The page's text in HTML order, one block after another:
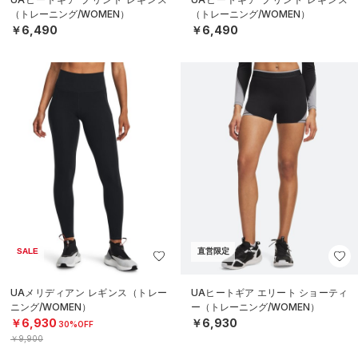
（トレーニング/WOMEN）
￥6,490
（トレーニング/WOMEN）
￥6,490
SALE
UAメリディアン レギンス（トレー
ニング/WOMEN）
￥6,930 30%OFF
￥9,900
直営限定
UAヒートギア エリート ショーティ
ー（トレーニング/WOMEN）
￥6,930